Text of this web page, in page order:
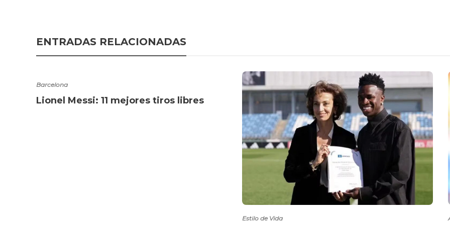
ENTRADAS RELACIONADAS
Barcelona
Lionel Messi: 11 mejores tiros libres
Estilo de Vida